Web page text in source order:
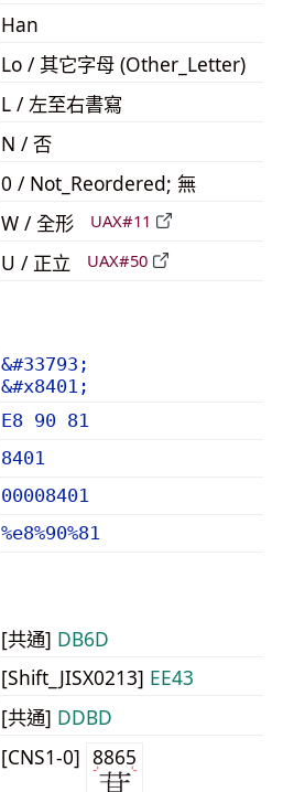
Han
Lo / 其它字母 (Other_Letter)
L / 左至右書寫
N / 否
0 / Not_Reordered; 無
W / 全形 UAX#11
U / 正立 UAX#50
&#33793;
&#x8401;
E8 90 81
8401
00008401
%e8%90%81
[共通] DB6D
[Shift_JISX0213] EE43
[共通] DDBD
[CNS1-0] 8865